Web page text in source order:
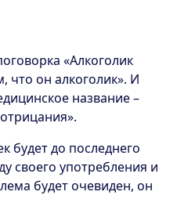
«Алкоголик
что он алкоголик». И
название –
будет до последнего
своего употребления и
будет очевиден, он